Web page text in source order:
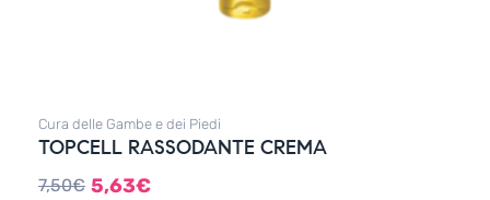
Cura delle Gambe e dei Piedi
TOPCELL RASSODANTE CREMA
7,50€ 5,63€